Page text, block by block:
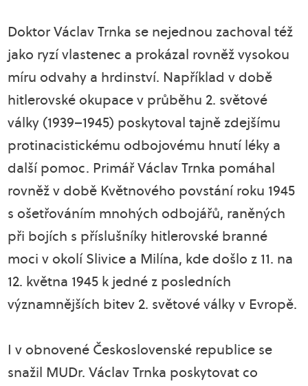
Doktor Václav Trnka se nejednou zachoval též
jako ryzí vlastenec a prokázal rovněž vysokou
míru odvahy a hrdinství. Například v době
hitlerovské okupace v průběhu 2. světové
války (1939–1945) poskytoval tajně zdejšímu
protinacistickému odbojovému hnutí léky a
další pomoc. Primář Václav Trnka pomáhal
rovněž v době Květnového povstání roku 1945
s ošetřováním mnohých odbojářů, raněných
při bojích s příslušníky hitlerovské branné
moci v okolí Slivice a Milína, kde došlo z 11. na
12. května 1945 k jedné z posledních
významnějších bitev 2. světové války v Evropě.
I v obnovené Československé republice se
snažil MUDr. Václav Trnka poskytovat co